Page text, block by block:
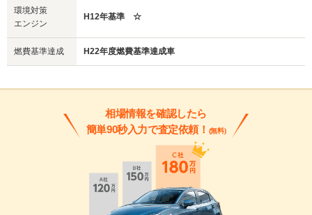
環境対策
エンジン
H12年基準 ☆
燃費基準達成 H22年度燃費基準達成車
相場情報を確認したら
簡単90秒入力で査定依頼！ (無料)